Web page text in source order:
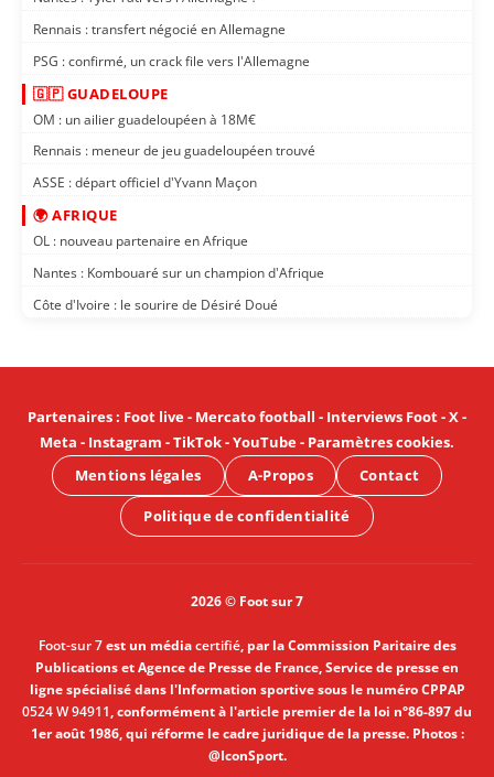
Rennais : transfert négocié en Allemagne
PSG : confirmé, un crack file vers l'Allemagne
🇬🇵 GUADELOUPE
OM : un ailier guadeloupéen à 18M€
Rennais : meneur de jeu guadeloupéen trouvé
ASSE : départ officiel d'Yvann Maçon
🌍 AFRIQUE
OL : nouveau partenaire en Afrique
Nantes : Kombouaré sur un champion d'Afrique
Côte d'Ivoire : le sourire de Désiré Doué
Partenaires: Foot live- Mercato football - Interviews Foot-X-
Meta - Instagram -TikTok-YouTube- Paramètres cookies.
Mentions légales
A-Propos Contact
Politique de confidentialité
2026 © Foot sur 7
Foot-sur 7est un médiacertifié, par la Commission Paritaire des
Publications et Agence de Presse de France, Service de presse en
ligne spécialisé dans l'Information sportive sous le numéro CPPAP
0524 W 94911, conformément à l'article premier de la loi n°86-897 du
1er août 1986, qui réforme le cadre juridique de la presse. Photos :
@IconSport.